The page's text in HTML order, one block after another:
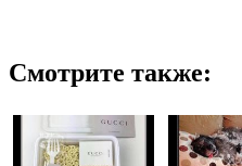
Смотрите также: